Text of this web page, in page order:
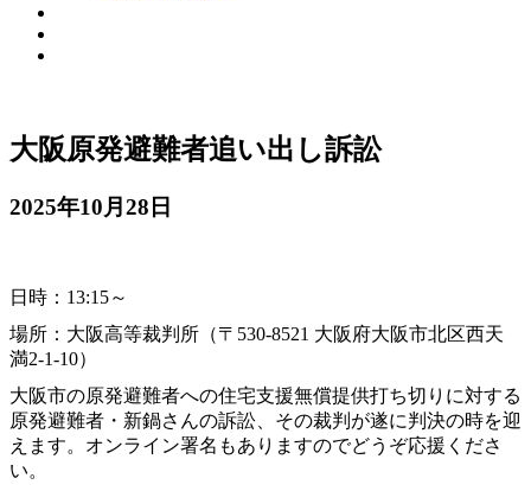
大阪原発避難者追い出し訴訟
2025年10月28日
日時：13:15～
場所：大阪高等裁判所（〒530-8521 大阪府大阪市北区西天
満2-1-10）
大阪市の原発避難者への住宅支援無償提供打ち切りに対する
原発避難者・新鍋さんの訴訟、その裁判が遂に判決の時を迎
えます。オンライン署名もありますのでどうぞ応援くださ
い。